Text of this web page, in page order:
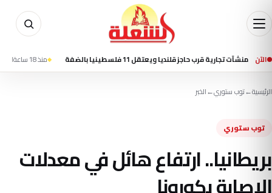
الآنقرب حاجز قلنديا ويعتقل 11 فلسطينيا بالضفة منذ 18 ساعة القيادة المركزية
الرئيسية←توب ستوري←الخبر
توب ستوري
بريطانيا.. ارتفاع هائل في معدلات